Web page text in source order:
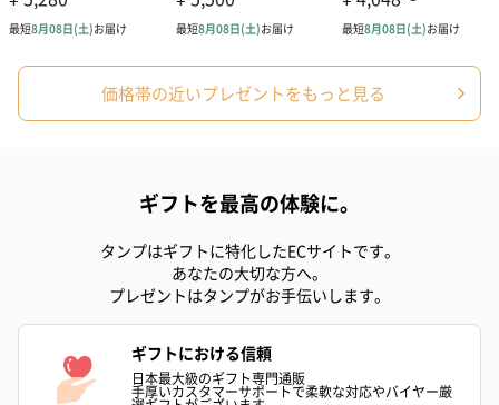
価格帯の近いプレゼントをもっと見る
ギフトを最高の体験に。
タンプはギフトに特化したECサイトです。
あなたの大切な方へ。
プレゼントはタンプがお手伝いします。
ギフトにおける信頼
日本最大級のギフト専門通販
手厚いカスタマーサポートで柔軟な対応やバイヤー厳